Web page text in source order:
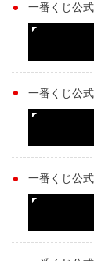
一番くじ公
一番くじ公
一番くじ公